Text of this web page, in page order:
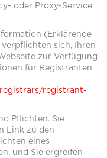
oder Proxy-Service
(Erklärende
sich, Ihren
zur Verfügung
für Registranten
registrant-
Pflichten. Sie
Link zu den
eines
und Sie ergreifen